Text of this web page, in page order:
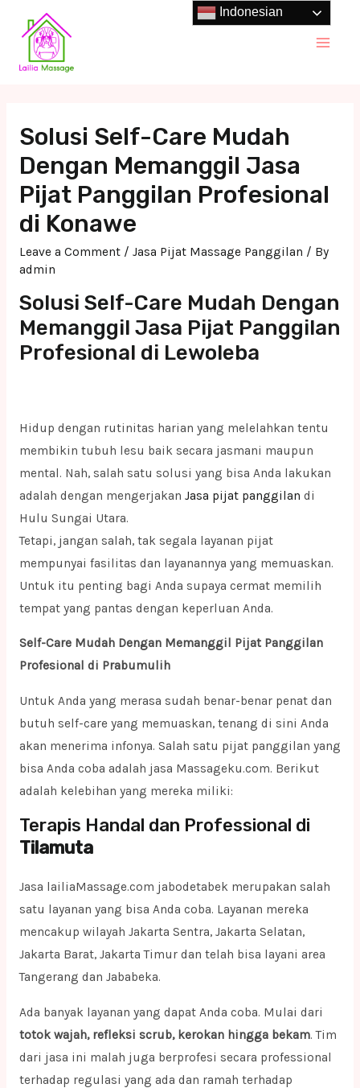
content
Solusi Self-Care Mudah
Dengan Memanggil Jasa
Pijat Panggilan Profesional
di Konawe
Leave a Comment / Jasa Pijat Massage Panggilan / By
admin
Solusi Self-Care Mudah Dengan
Memanggil Jasa Pijat Panggilan
Profesional di Lewoleba
Hidup dengan rutinitas harian yang melelahkan tentu
membikin tubuh lesu baik secara jasmani maupun
mental. Nah, salah satu solusi yang bisa Anda lakukan
adalah dengan mengerjakan Jasa pijat panggilan di
Hulu Sungai Utara.
Tetapi, jangan salah, tak segala layanan pijat
mempunyai fasilitas dan layanannya yang memuaskan.
Untuk itu penting bagi Anda supaya cermat memilih
tempat yang pantas dengan keperluan Anda.
Self-Care Mudah Dengan Memanggil Pijat Panggilan
Profesional di Prabumulih
Untuk Anda yang merasa sudah benar-benar penat dan
butuh self-care yang memuaskan, tenang di sini Anda
akan menerima infonya. Salah satu pijat panggilan yang
bisa Anda coba adalah jasa Massageku.com. Berikut
adalah kelebihan yang mereka miliki:
Terapis Handal dan Professional di
Tilamuta
Jasa lailiaMassage.com jabodetabek merupakan salah
satu layanan yang bisa Anda coba. Layanan mereka
mencakup wilayah Jakarta Sentra, Jakarta Selatan,
Jakarta Barat, Jakarta Timur dan telah bisa layani area
Tangerang dan Jababeka.
Ada banyak layanan yang dapat Anda coba. Mulai dari
totok wajah, refleksi scrub, kerokan hingga bekam. Tim
dari jasa ini malah juga berprofesi secara professional
terhadap regulasi yang ada dan ramah terhadap
Indonesian